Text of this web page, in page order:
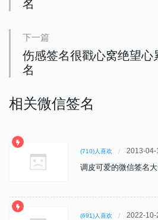
名
下一篇
伤感签名很戳心窝绝望心
名
相关微信签名
(710)人喜欢 2013-04-
调皮可爱的微信签名
(691)人喜欢 2022-10-